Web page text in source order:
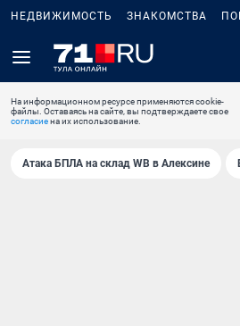
НЕДВИЖИМОСТЬ ЗНАКОМСТВА
На информационном ресурсе применяются cookie-
файлы. Оставаясь на сайте, вы подтверждаете свое
согласиена их использование.
Атака БПЛА на склад WB в Алексине